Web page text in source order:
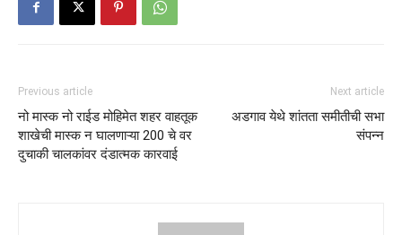
Previous article
नो मास्क नो राईड मोहिमेत शहर वाहतूक
शाखेची मास्क न घालणाऱ्या 200 चे वर
दुचाकी चालकांवर दंडात्मक कारवाई
Next article
अडगाव येथे शांतता समीतीची सभा
संपन्न